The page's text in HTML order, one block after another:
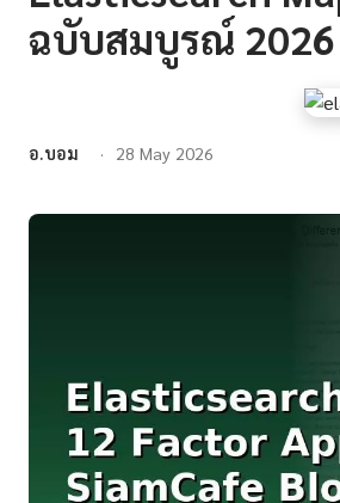
ฉบับสมบูรณ์ 2026
อ.บอม 28 May 2026